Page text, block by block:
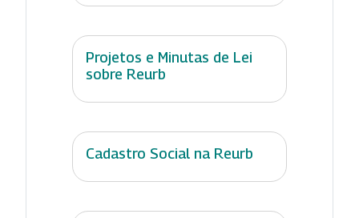
Projetos e Minutas de Lei
sobre Reurb
Cadastro Social na Reurb